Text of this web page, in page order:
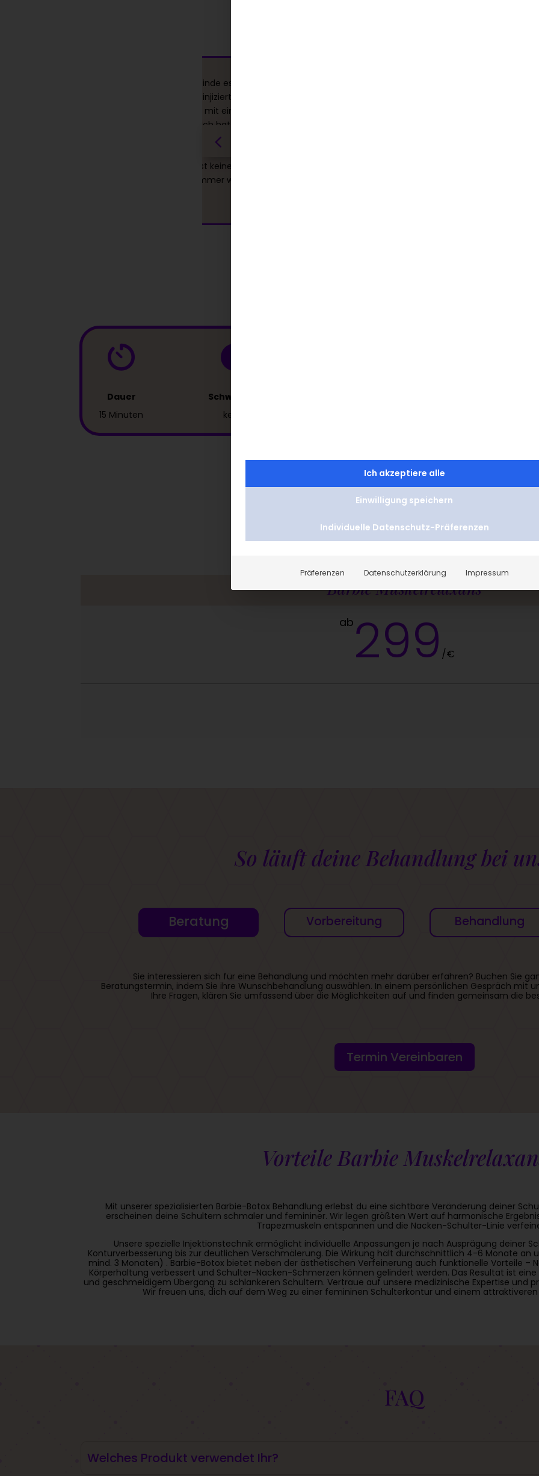
Wow! Wow! Wow! Ich finde es echt top,
dass der Arzt Botox so injiziert hat, dass ich
noch Bewegung hatte mit einer deutlichen
Faltenreduktion dazu. Ich hatte Angst, dass
es so aussehen würde, als könnte ich nichts
schon beunruhigt. Es ist keinesfalls so und
ich würde es wirklich immer wieder
Dauer
15 Minuten
Schwellung
keine
Preise
Alle Preise  Aktionen
Barbie Muskelrelaxans
ab 299 /€
So läuft deine Behandlung bei
Beratung Vorbereitung Behandlung
Sie interessieren sich für eine Behandlung und möchten mehr darüber erfahren? Buchen Sie
Beratungstermin, indem Sie ihre Wunschbehandlung auswählen. In einem persönlichen Gespräch mit
Ihre Fragen, klären Sie umfassend über die Möglichkeiten auf und finden gemeinsam die
Termin Vereinbaren
Vorteile Barbie
Mit unserer spezialisierten Barbie-Botox Behandlung erlebst du eine sichtbare Veränderung deiner
erscheinen deine Schultern schmaler und femininer. Wir legen größten Wert auf harmonische
Trapezmuskeln entspannen und die Nacken-Schulter-Linie
Unsere spezielle Injektionstechnik ermöglicht individuelle Anpassungen je nach Ausprägung deiner
Konturverbesserung bis zur deutlichen Verschmälerung. Die Wirkung hält durchschnittlich 4-6 Monate
mind. 3 Monaten) . Barbie-Botox bietet neben der ästhetischen Verfeinerung auch funktionelle Vorteile –
Körperhaltung verbessert und Schulter-Nacken-Schmerzen können gelindert werden. Das Resultat ist
und geschmeidigem Übergang zu schlankeren Schultern. Vertraue auf unsere medizinische Expertise und
Wir freuen uns, dich auf dem Weg zu einer femininen Schulterkontur und einem attraktiveren
FAQ
Welches Produkt verwendet Ihr?
Ich akzeptiere alle
Einwilligung speichern
Individuelle Datenschutz-Präferenzen
Präferenzen Datenschutzerklärung Impressum